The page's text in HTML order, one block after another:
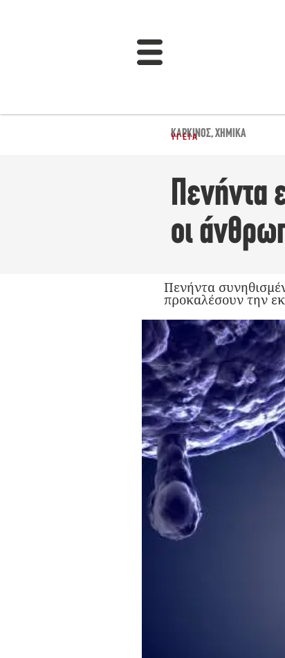
ΚΑΡΚΊΝΟΣ,ΧΗΜΙΚΆ
ΥΓΕΊΑ
Πενήντα
οι
Πενήντα
προκαλέσουν την